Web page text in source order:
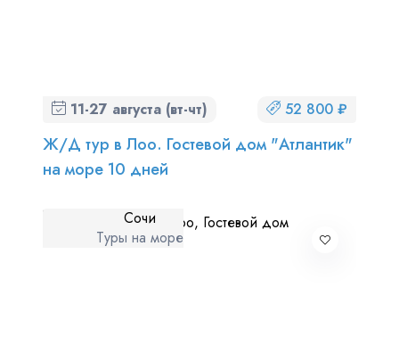
11-27 августа (вт-чт) 52 800 ₽
Ж/Д тур в Лоо. Гостевой дом "Атлантик"
на море 10 дней
Сочи
Туры на море